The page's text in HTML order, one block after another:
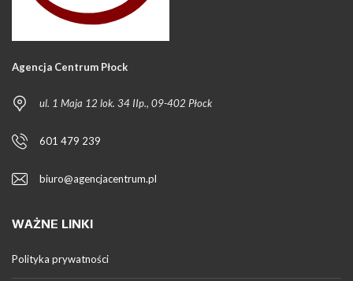
Agencja Centrum Płock
ul. 1 Maja 12 lok. 34 IIp., 09-402 Płock
601 479 239
biuro@agencjacentrum.pl
WAŻNE LINKI
Polityka prywatności